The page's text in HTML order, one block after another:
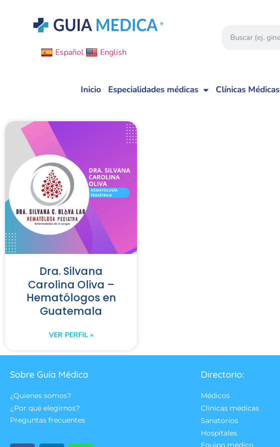
Español English
Inicio Especialidades médicas Clínicas Médicas
Dra. Silvana
Carolina Oliva –
Hematólogos en
Guatemala
VER PERFIL »
Sobre Guía Médica
¿Quienes somos?
¿Por qué elegirnos?
Preguntas frecuentes
Directorio:
Médicos
Clínicas médicas
Sanatorios
Hospitales
Equipo médico